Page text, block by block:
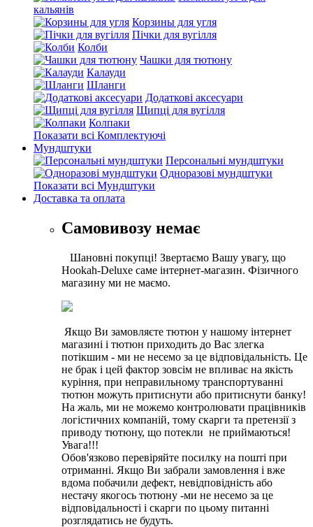
кальянів
Корзины для угля
Пічки для вугілля
Колби
Чашки для тютюну
Калауди
Шланги
Додаткові аксесуари
Щипці для вугілля
Колпаки
Показати всі Комплектуючі
Мундштуки
Персональні мундштуки
Одноразові мундштуки
Показати всі Мундштуки
Доставка та оплата
Самовивозу немає
Шановні покупці! Звертаємо Вашу увагу, що
Hookah-Deluxe саме інтернет-магазин. Фізичного
магазину ми не маємо.
Якщо Ви замовляєте тютюн у нашому інтернет
магазині і тютюн приходить до Вас злегка
потікшим - ми не несемо за це відповідальність. Це
не брак і цей фактор зовсім не впливає на якість
куріння, при неправильному транспортуванні
тютюн можуть притиснути або притиснути банку!
На жаль, ми не можемо контролювати працівників
логістичних компаній, тому скарги та претензії з
приводу тютюну, що потекли не приймаються!
Увага!!!
Обов'язково перевіряйте посилку на пошті при
отриманні. Якщо Ви забрали замовлення і вже
вдома побачили дефект, невідповідність або
нестачу якогось тютюну -ми не несемо за це
відповідальності і скарги по цьому питанні
розглядатись не будуть.